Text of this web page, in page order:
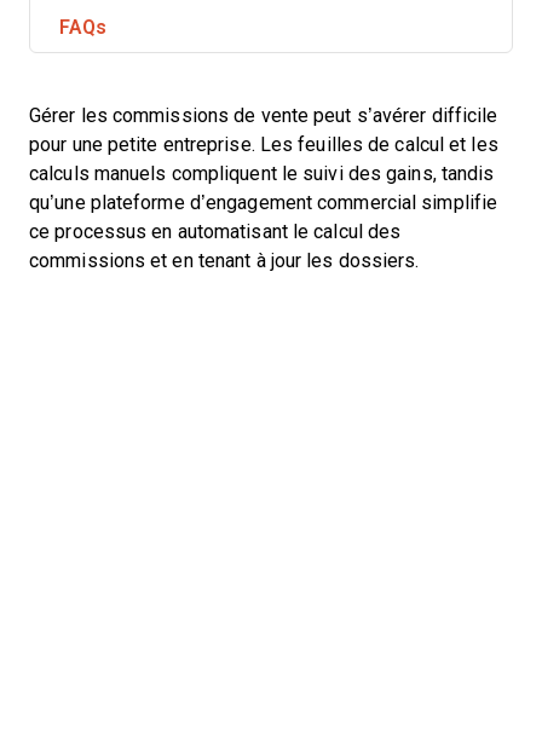
FAQs
Gérer les commissions de vente peut s’avérer difficile
pour une petite entreprise. Les feuilles de calcul et les
calculs manuels compliquent le suivi des gains, tandis
qu’une plateforme d’engagement commercial simplifie
ce processus en automatisant le calcul des
commissions et en tenant à jour les dossiers.